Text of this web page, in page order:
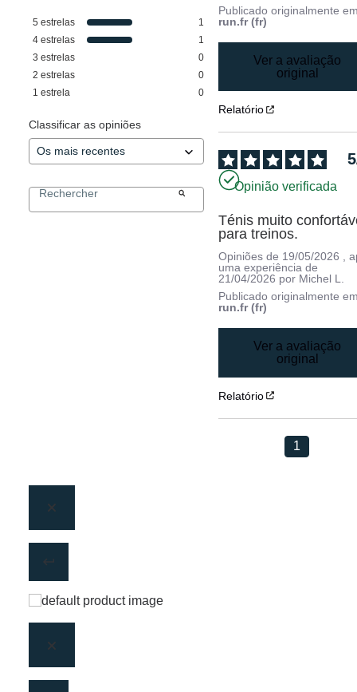
5 estrelas
1
4 estrelas
1
3 estrelas
0
2 estrelas
0
1 estrela 0
Classificar as opiniões
Publicado originalmente
run.fr (fr)
Ver a avaliação
original
Relatório
5
Opinião verificada
Ténis muito
para treinos.
Opiniões de 19/05/2026 ,
uma experiência de
21/04/2026 por Michel L.
Publicado originalmente
run.fr (fr)
Ver a avaliação
original
Relatório
1